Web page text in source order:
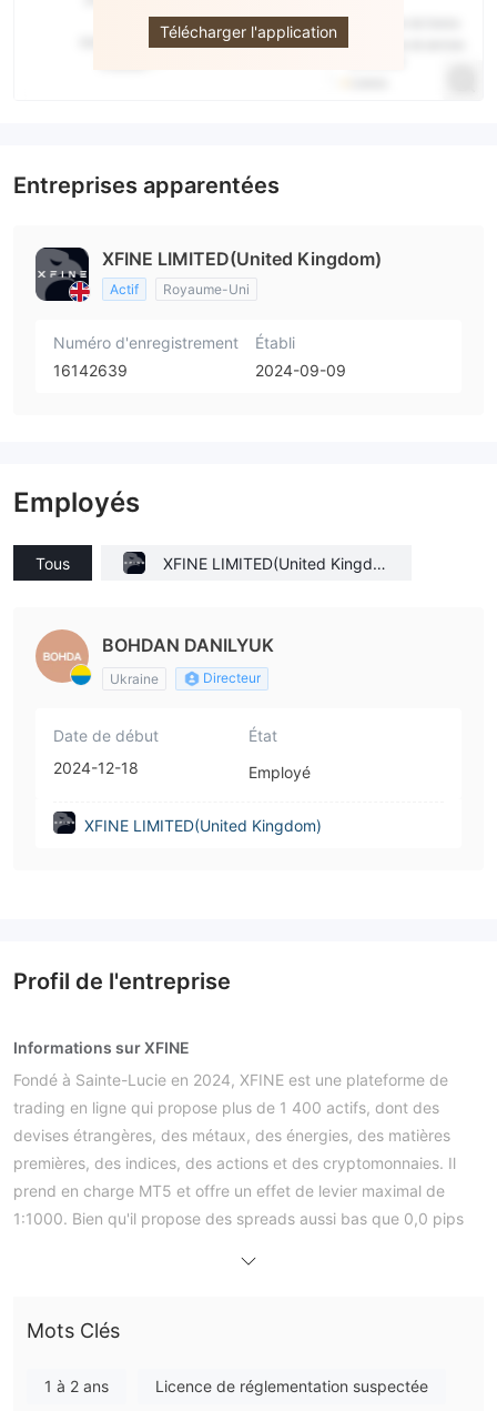
Télécharger l'application
Entreprises apparentées
XFINE LIMITED(United Kingdom)
Actif Royaume-Uni
Numéro d'enregistrement
16142639
Établi
2024-09-09
Employés
Tous
XFINE LIMITED(United Kingdo
BOHDAN DANILYUK
Ukraine Directeur
Date de début
2024-12-18
État
Employé
XFINE LIMITED(United Kingdom)
Profil de l'entreprise
Informations sur XFINE
Fondé à Sainte-Lucie en 2024, XFINE est une plateforme de
trading en ligne qui propose plus de 1 400 actifs, dont des
devises étrangères, des métaux, des énergies, des matières
premières, des indices, des actions et des cryptomonnaies. Il
prend en charge MT5 et offre un effet de levier maximal de
1:1000. Bien qu'il propose des spreads aussi bas que 0,0 pips
comptes - Zero, Standard, Pro, VIP et Cent X - pour répondre
pas de services aux résidents américains.
Mots Clés
1 à 2 ans Licence de réglementation suspectée